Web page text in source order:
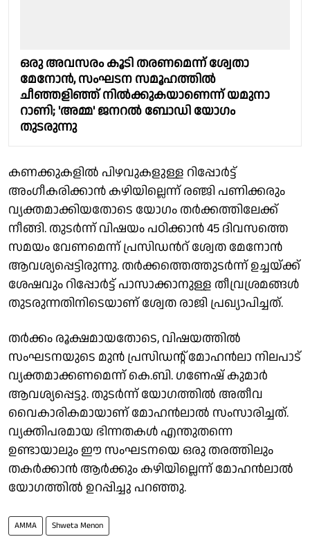
ഒരു അവസരം കൂടി തരണമെന്ന് ശ്വേതാ
മേനോൻ, സംഘടന സമൂഹത്തിൽ
ചീഞ്ഞളിഞ്ഞ് നിൽക്കുകയാണെന്ന് യമുനാ
റാണി; 'അമ്മ' ജനറൽ ബോഡി യോഗം
തുടരുന്നു
കണക്കുകളിൽ പിഴവുകളുള്ള റിപ്പോർട്ട്
അംഗീകരിക്കാൻ കഴിയില്ലെന്ന് രഞ്ജി പണിക്കരും
വ്യക്തമാക്കിയതോടെ യോഗം തർക്കത്തിലേക്ക്
നീങ്ങി. തുടർന്ന് വിഷയം പഠിക്കാൻ 45 ദിവസത്തെ
സമയം വേണമെന്ന് പ്രസിഡന്‍റ് ശ്വേത മേനോൻ
ആവശ്യപ്പെട്ടിരുന്നു. തർക്കത്തെത്തുടർന്ന് ഉച്ചയ്ക്ക്
ശേഷവും റിപ്പോർട്ട് പാസാക്കാനുള്ള തീവ്രശ്രമങ്ങൾ
തുടരുന്നതിനിടെയാണ് ശ്വേത രാജി പ്രഖ്യാപിച്ചത്.
തർക്കം രൂക്ഷമായതോടെ, വിഷയത്തിൽ
സംഘടനയുടെ മുൻ പ്രസിഡന്റ് മോഹൻലാ നിലപാട്
വ്യക്തമാക്കണമെന്ന് കെ.ബി. ഗണേഷ് കുമാർ
ആവശ്യപ്പെട്ടു. തുടർന്ന് യോഗത്തിൽ അതീവ
വൈകാരികമായാണ് മോഹൻലാൽ സംസാരിച്ചത്.
വ്യക്തിപരമായ ഭിന്നതകൾ എന്തുതന്നെ
ഉണ്ടായാലും ഈ സംഘടനയെ ഒരു തരത്തിലും
തകർക്കാൻ ആർക്കും കഴിയില്ലെന്ന് മോഹൻലാൽ
യോഗത്തിൽ ഉറപ്പിച്ചു പറഞ്ഞു.
AMMA Shweta Menon